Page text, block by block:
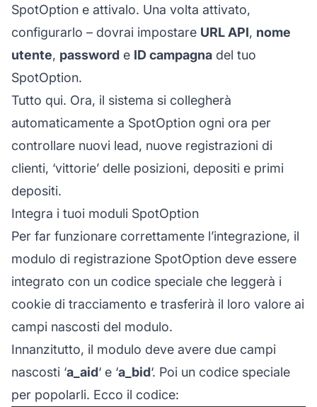
SpotOption e attivalo. Una volta attivato,
configurarlo – dovrai impostare URL API, nome
utente, password e ID campagna del tuo
SpotOption.
Tutto qui. Ora, il sistema si collegherà
automaticamente a SpotOption ogni ora per
controllare nuovi lead, nuove registrazioni di
clienti, ‘vittorie’ delle posizioni, depositi e primi
depositi.
Integra i tuoi moduli SpotOption
Per far funzionare correttamente l’integrazione, il
modulo di registrazione SpotOption deve essere
integrato con un codice speciale che leggerà i
cookie di tracciamento e trasferirà il loro valore ai
campi nascosti del modulo.
Innanzitutto, il modulo deve avere due campi
nascosti ‘a_aid‘ e ‘a_bid‘. Poi un codice speciale
per popolarli. Ecco il codice: